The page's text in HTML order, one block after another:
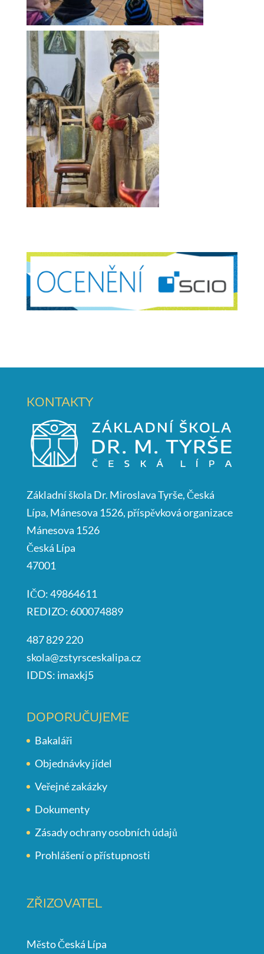
KONTAKTY
Základní škola Dr. Miroslava Tyrše, Česká
Lípa, Mánesova 1526, příspěvková organizace
Mánesova 1526
Česká Lípa
47001
IČO: 49864611
REDIZO: 600074889
487 829 220
skola@zstyrsceskalipa.cz
IDDS: imaxkj5
DOPORUČUJEME
Bakaláři
Objednávky jídel
Veřejné zakázky
Dokumenty
Zásady ochrany osobních údajů
Prohlášení o přístupnosti
ZŘIZOVATEL
Město Česká Lípa